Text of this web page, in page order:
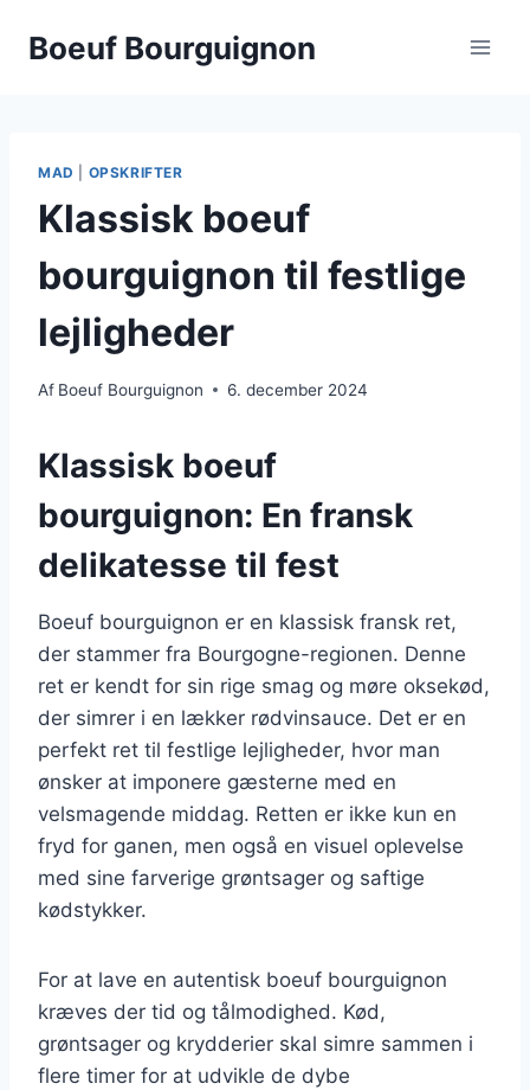
Boeuf Bourguignon
MAD OPSKRIFTER
Klassisk boeuf
bourguignon til festlige
lejligheder
Af Boeuf Bourguignon 6. december 2024
Klassisk boeuf
bourguignon: En fransk
delikatesse til fest
Boeuf bourguignon er en klassisk fransk ret,
der stammer fra Bourgogne-regionen. Denne
ret er kendt for sin rige smag og møre oksekød,
der simrer i en lækker rødvinsauce. Det er en
perfekt ret til festlige lejligheder, hvor man
ønsker at imponere gæsterne med en
velsmagende middag. Retten er ikke kun en
fryd for ganen, men også en visuel oplevelse
med sine farverige grøntsager og saftige
kødstykker.
For at lave en autentisk boeuf bourguignon
kræves der tid og tålmodighed. Kød,
grøntsager og krydderier skal simre sammen i
flere timer for at udvikle de dybe